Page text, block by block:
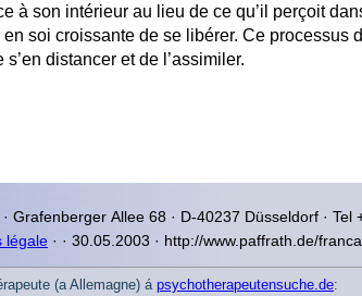
à son intérieur au lieu de ce qu’il perçoit
soi croissante de se libérer. Ce
distancer et de l’assimiler.
Grafenberger Allee68 · D-40237 Düsseldorf· Tel
légale · · 30.05.2003 · http://www.paffrath.de/
(a Allemagne) á psychotherapeutensuche.de: